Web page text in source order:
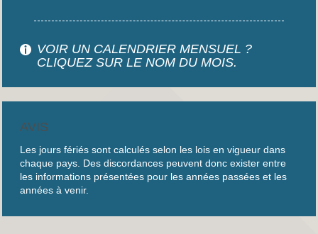
VOIR UN CALENDRIER MENSUEL ?
CLIQUEZ SUR LE NOM DU MOIS.
AVIS
Les jours fériés sont calculés selon les lois en vigueur dans
chaque pays. Des discordances peuvent donc exister entre
les informations présentées pour les années passées et les
années à venir.